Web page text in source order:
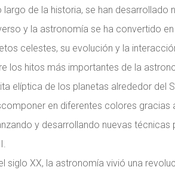
largo de la historia, se han
y la astronomía se ha convertido
celestes, su evolución y la
los hitos más importantes de la
elíptica de los planetas alrededor del
en diferentes colores gracias
y desarrollando nuevas
siglo XX, la astronomía vivió una